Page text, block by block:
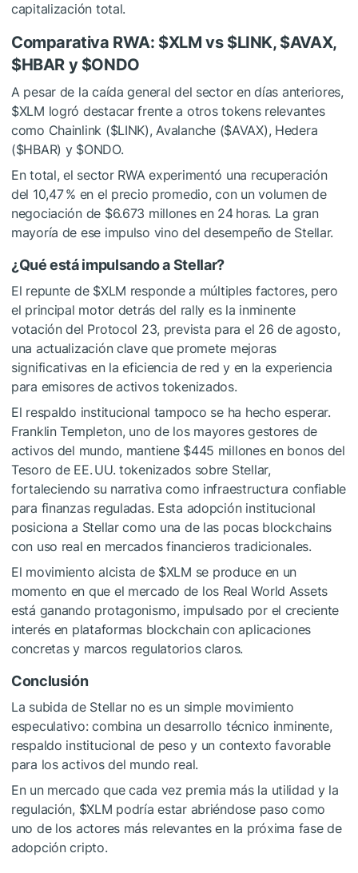
capitalización total.
Comparativa RWA: $XLM vs $LINK, $AVAX,
$HBAR y $ONDO
A pesar de la caída general del sector en días anteriores,
$XLM logró destacar frente a otros tokens relevantes
como Chainlink ($LINK), Avalanche ($AVAX), Hedera
($HBAR) y $ONDO.
En total, el sector RWA experimentó una recuperación
del 10,47 % en el precio promedio, con un volumen de
negociación de $6.673 millones en 24 horas. La gran
mayoría de ese impulso vino del desempeño de Stellar.
¿Qué está impulsando a Stellar?
El repunte de $XLM responde a múltiples factores, pero
el principal motor detrás del rally es la inminente
votación del Protocol 23, prevista para el 26 de agosto,
una actualización clave que promete mejoras
significativas en la eficiencia de red y en la experiencia
para emisores de activos tokenizados.
El respaldo institucional tampoco se ha hecho esperar.
Franklin Templeton, uno de los mayores gestores de
activos del mundo, mantiene $445 millones en bonos del
Tesoro de EE. UU. tokenizados sobre Stellar,
fortaleciendo su narrativa como infraestructura confiable
para finanzas reguladas. Esta adopción institucional
posiciona a Stellar como una de las pocas blockchains
con uso real en mercados financieros tradicionales.
El movimiento alcista de $XLM se produce en un
momento en que el mercado de los Real World Assets
está ganando protagonismo, impulsado por el creciente
interés en plataformas blockchain con aplicaciones
concretas y marcos regulatorios claros.
Conclusión
La subida de Stellar no es un simple movimiento
especulativo: combina un desarrollo técnico inminente,
respaldo institucional de peso y un contexto favorable
para los activos del mundo real.
En un mercado que cada vez premia más la utilidad y la
regulación, $XLM podría estar abriéndose paso como
uno de los actores más relevantes en la próxima fase de
adopción cripto.